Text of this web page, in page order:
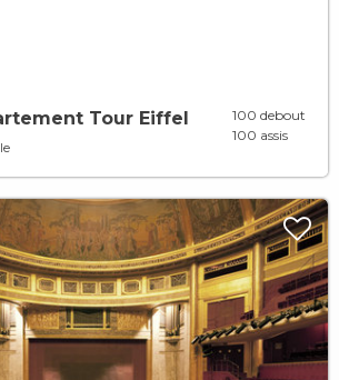
Tour Eiffel
100 debout
100 assis